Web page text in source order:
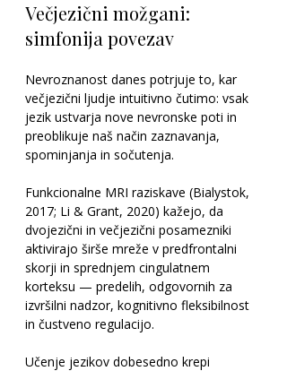
Večjezični možgani:
simfonija povezav
Nevroznanost danes potrjuje to, kar
večjezični ljudje intuitivno čutimo: vsak
jezik ustvarja nove nevronske poti in
preoblikuje naš način zaznavanja,
spominjanja in sočutenja.
Funkcionalne MRI raziskave (Bialystok,
2017; Li & Grant, 2020) kažejo, da
dvojezični in večjezični posamezniki
aktivirajo širše mreže v predfrontalni
skorji in sprednjem cingulatnem
korteksu — predelih, odgovornih za
izvršilni nadzor, kognitivno fleksibilnost
in čustveno regulacijo.
Učenje jezikov dobesedno krepi